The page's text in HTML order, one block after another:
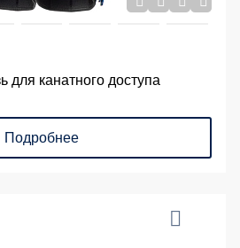
для канатного доступа
Подробнее